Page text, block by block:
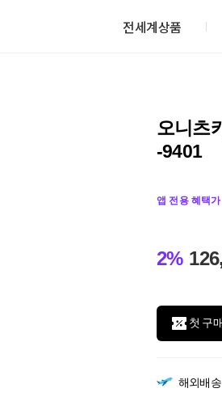
전세계상품
오니츠
-9401
앱 전용 혜택가
2%
첫 구
해외배송